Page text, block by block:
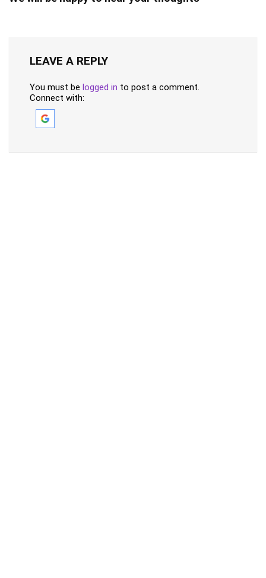
LEAVE A REPLY
You must be logged in to post a comment.
Connect with: